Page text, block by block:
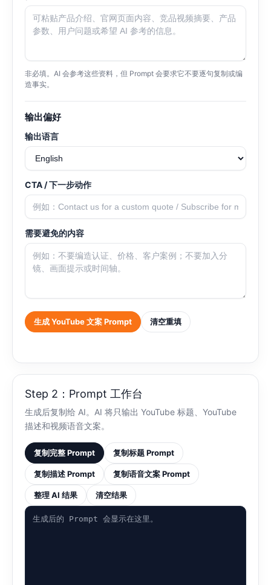
非必填。AI 会参考这些资料，但 Prompt 会要求它不要逐句复制或编
造事实。
输出偏好
输出语言
CTA / 下一步动作
需要避免的内容
生成 YouTube 文案 Prompt 清空重填
Step 2：Prompt 工作台
生成后复制给 AI。AI 将只输出 YouTube 标题、YouTube
描述和视频语音文案。
复制完整 Prompt 复制标题 Prompt
复制描述 Prompt 复制语音文案 Prompt
整理 AI 结果 清空结果